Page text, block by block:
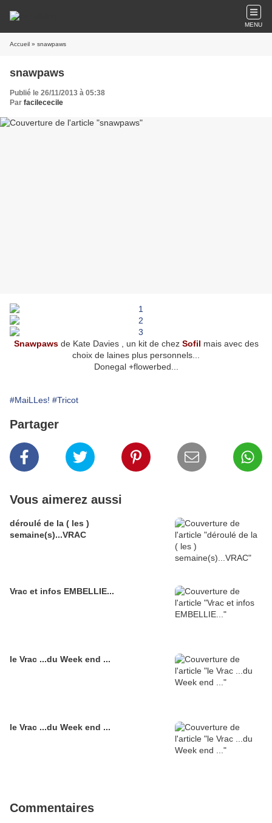
MENU
Accueil » snawpaws
snawpaws
Publié le 26/11/2013 à 05:38
Par facilececile
Snawpaws de Kate Davies , un kit de chezSofil mais avec des
choix de laines plus personnels...
Donegal +flowerbed...
#MaiLLes! #Tricot
Partager
Vous aimerez aussi
déroulé de la ( les )
semaine(s)...VRAC
Vrac et infos EMBELLIE...
le Vrac ...du Week end ...
le Vrac ...du Week end ...
Commentaires